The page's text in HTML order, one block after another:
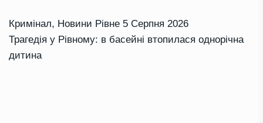
Кримінал, Новини Рівне 5 Серпня 2026
Трагедія у Рівному: в басейні втопилася однорічна
дитина